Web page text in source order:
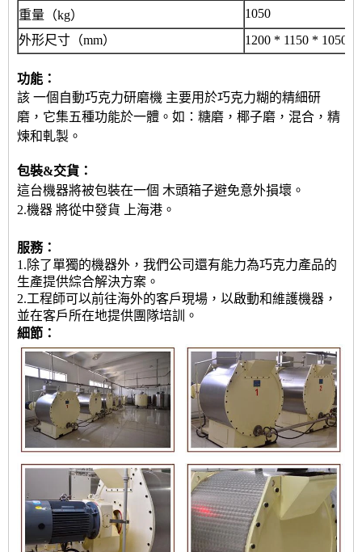
重量（kg）
1050
外形尺寸（mm）
1200 * 1150 * 1050
功能：
該 一個 自動巧克力研磨機 主要用於巧克力糊的精細研
磨，它集五種功能於一體。如：糖磨，椰子磨，混合，精
煉和軋製。
包裝&交貨：
這台機器將被包裝在一個 木頭箱子避免意外損壞。
2.機器 將從中發貨 上海港。
服務：
1.除了單獨的機器外，我們公司還有能力為巧克力產品的
生產提供綜合解決方案。
2.工程師可以前往海外的客戶現場，以啟動和維護機器，
並在客戶所在地提供團隊培訓。
細節：